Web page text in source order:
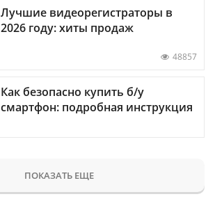
Лучшие видеорегистраторы в
2026 году: хиты продаж
48857
Как безопасно купить б/у
смартфон: подробная инструкция
ПОКАЗАТЬ ЕЩЕ